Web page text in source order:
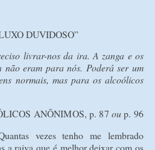
DUVIDOSO”
livrar-nos da ira. A zanga e os
não eram para nós. Poderá ser um
normais, mas para os alcoólicos
ANÔNIMOS, p. 87 oup. 96
vezes tenho me lembrado
a raiva que é melhor deixar com os